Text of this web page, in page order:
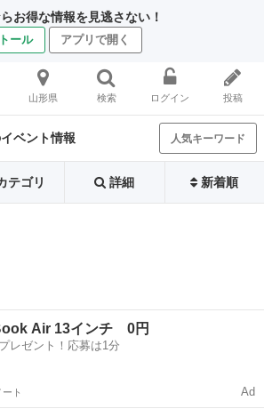
お得な情報を見逃さない！
ール アプリで開く
山形県 検索 ログイン 投稿
ベント情報 人気キーワード
テゴリ 詳細 新着順
Air 13インチ 0円
レゼント！応募は1分
ート Ad